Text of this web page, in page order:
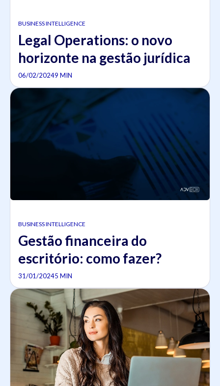
BUSINESS INTELLIGENCE
Legal Operations: o novo
horizonte na gestão jurídica
06/02/20249 MIN
BUSINESS INTELLIGENCE
Gestão financeira do
escritório: como fazer?
31/01/20245 MIN